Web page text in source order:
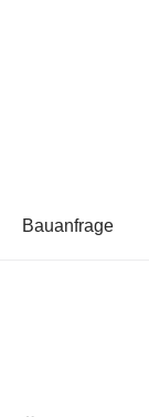
Bauanfrage